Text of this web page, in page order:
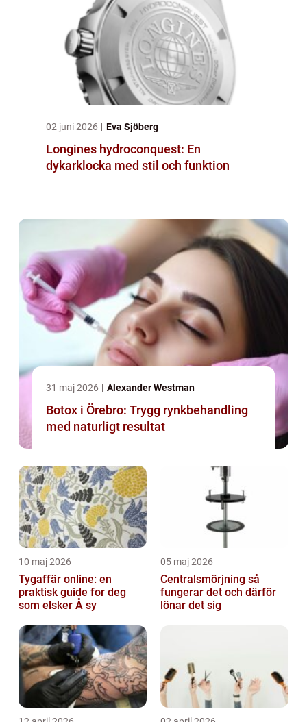
02 juni 2026 Eva Sjöberg
Longines hydroconquest: En
dykarklocka med stil och funktion
31 maj 2026 Alexander Westman
Botox i Örebro: Trygg rynkbehandling
med naturligt resultat
10 maj 2026
Tygaffär online: en
praktisk guide for deg
som elsker Å sy
05 maj 2026
Centralsmörjning så
fungerar det och därför
lönar det sig